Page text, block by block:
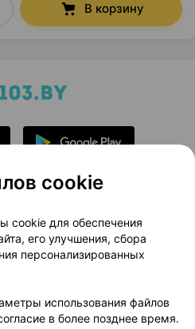
В корзину
Новости проекта
Медицинский маркетинг
Доставка
Вакансии
Партнеры
cookie
cookie для обеспечения
его улучшения, сбора
персонализированных
использования файлов
в более позднее время.